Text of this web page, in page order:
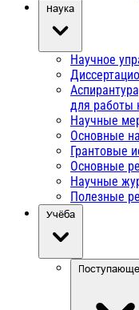
Наука
Научное
для работы
Научные
Основные
Грантовые
Основные
Научные
Полезные
Учёба